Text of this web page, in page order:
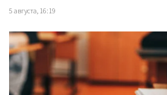
5 августа, 16:19